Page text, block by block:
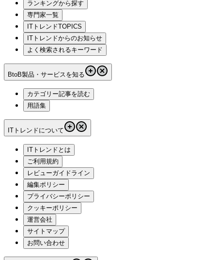
ランキングから探す
専門家一覧
ITトレンドTOPICS
ITトレンドからのお知らせ
よく検索されるキーワード
BtoB製品・サービスを知る
カテゴリー記事を読む
用語集
ITトレンドについて
ITトレンドとは
ご利用規約
レビューガイドライン
編集ポリシー
プライバシーポリシー
クッキーポリシー
運営会社
サイトマップ
お問い合わせ